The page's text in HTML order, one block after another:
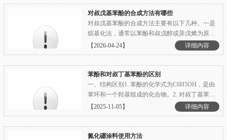
从化学性质方面，对叔戊基苯酚具有酚类化合物
的典型性质。它的酚羟基使得它具有一定的酸
性，能与氢氧化钠等.........
对叔戊基苯酚的合成方法有哪些
对叔戊基苯酚的合成方法主要有以下几种。一是
烷基化法，通常以苯酚和叔戊醇或异戊烯为原
料，在催化剂作用下进行烷基化反应。常用的催
化剂有酸性离子交换树脂、固体超强酸等。这种
方法具有反应条件温和、选择性较高的优点。二
是傅 - 克反应法，以苯酚和叔戊基卤化物为原
料，在路易斯酸催化剂如.........
【2026-04-24】 详细内容
苯酚和对叔丁基苯酚的区别
一、结构区别1. 苯酚的化学式为C6H5OH，是由
苯环和一个羟基组成的化合物。2. 对叔丁基苯酚
的化学式为C10H14O，是由苯环上的一个叔丁基
基团和一个羟基组成的化合物。二、物理性质区
别1. 苯酚为色less或淡黄色的油状液体，有独特的
刺激性气味。2. 对叔丁基苯酚为白色晶体，无
【2025-11-05】 详细内容
氮化硼涂料使用方法